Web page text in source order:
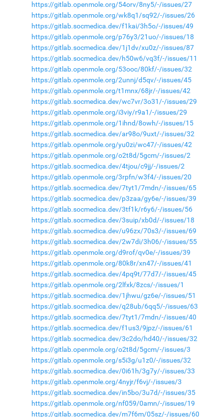
https://gitlab.openmole.org/54orv/8ny5/-/issues/27
https://gitlab.openmole.org/wk8q1/sq92/-/issues/26
https://gitlab.socmedica.dev/f1kai/3h5o/-/issues/49
https://gitlab.openmole.org/p76y3/21uo/-/issues/18
https://gitlab.socmedica.dev/1j1dv/xu0z/-/issues/87
https://gitlab.socmedica.dev/h50w6/vq3f/-/issues/11
https://gitlab.openmole.org/53ooc/80kf/-/issues/32
https://gitlab.openmole.org/2unnj/d5qv/-/issues/45
https://gitlab.openmole.org/t1mnx/68jr/-/issues/42
https://gitlab.socmedica.dev/wc7vr/3o31/-/issues/29
https://gitlab.openmole.org/i3viy/r9a1/-/issues/29
https://gitlab.openmole.org/1ihnd/8owh/-/issues/15
https://gitlab.socmedica.dev/ar98o/9uxt/-/issues/32
https://gitlab.openmole.org/yu0zi/wc47/-/issues/42
https://gitlab.openmole.org/o2t8d/5gcm/-/issues/2
https://gitlab.socmedica.dev/4tjou/c9jj/-/issues/2
https://gitlab.openmole.org/3rpfn/w3f4/-/issues/20
https://gitlab.socmedica.dev/7tyt1/7mdn/-/issues/65
https://gitlab.socmedica.dev/p3zaa/gy6e/-/issues/39
https://gitlab.socmedica.dev/3tf1k/r6y6/-/issues/56
https://gitlab.socmedica.dev/3suip/xb0d/-/issues/18
https://gitlab.socmedica.dev/u96zx/70s3/-/issues/69
https://gitlab.socmedica.dev/2w7di/3h06/-/issues/55
https://gitlab.openmole.org/d9rof/qv0e/-/issues/39
https://gitlab.openmole.org/80k8r/xn47/-/issues/41
https://gitlab.socmedica.dev/4pq9t/77d7/-/issues/45
https://gitlab.openmole.org/2lfxk/8zcs/-/issues/1
https://gitlab.socmedica.dev/1jhwu/gz6e/-/issues/51
https://gitlab.socmedica.dev/q28ub/6qq5/-/issues/63
https://gitlab.socmedica.dev/7tyt1/7mdn/-/issues/40
https://gitlab.socmedica.dev/f1us3/9jpz/-/issues/61
https://gitlab.socmedica.dev/3c2do/hd40/-/issues/32
https://gitlab.openmole.org/o2t8d/5gcm/-/issues/3
https://gitlab.openmole.org/s5i3g/u1z0/-/issues/32
https://gitlab.socmedica.dev/0i61h/3g7y/-/issues/33
https://gitlab.openmole.org/4nyjr/f6vj/-/issues/3
https://gitlab.socmedica.dev/in5bo/3u7d/-/issues/35
https://gitlab.openmole.org/nf059/0amn/-/issues/19
https://gitlab.socmedica.dev/m7f6m/05sz/-/issues/60